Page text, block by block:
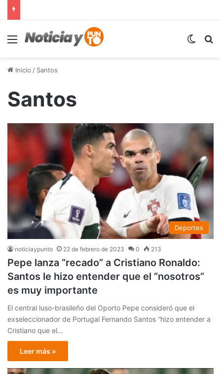
Menú
Inicio / Santos
Santos
Deportes
noticiaypunto 22 de febrero de 2023 0 213
Pepe lanza “recado” a Cristiano Ronaldo:
Santos le hizo entender que el “nosotros”
es muy importante
El central luso-brasileño del Oporto Pepe consideró que el
exseleccionador de Portugal Fernando Santos “hizo entender a
Cristiano que el…
Leer más »